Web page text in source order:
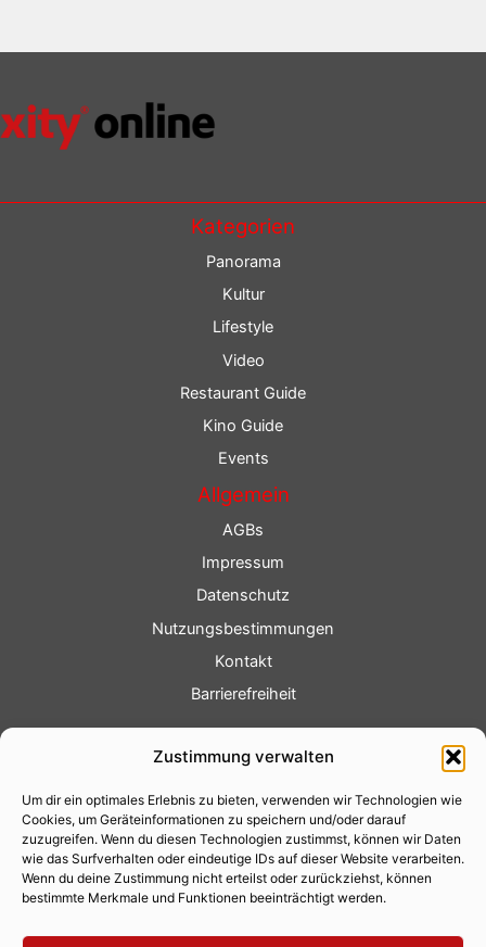
Zustimmung verwalten
Um dir ein optimales Erlebnis zu bieten, verwenden wir Technologien wie
Cookies, um Geräteinformationen zu speichern und/oder darauf
zuzugreifen. Wenn du diesen Technologien zustimmst, können wir Daten
wie das Surfverhalten oder eindeutige IDs auf dieser Website verarbeiten.
Wenn du deine Zustimmung nicht erteilst oder zurückziehst, können
bestimmte Merkmale und Funktionen beeinträchtigt werden.
Kategorien
Panorama
Kultur
Lifestyle
Video
Restaurant Guide
Kino Guide
Events
Allgemein
AGBs
Impressum
Datenschutz
Nutzungsbestimmungen
Kontakt
Barrierefreiheit
Fotoservice
Videoservice
Werbung
Contenterstellung
Lokalnachrichten
Lokalfernsehen